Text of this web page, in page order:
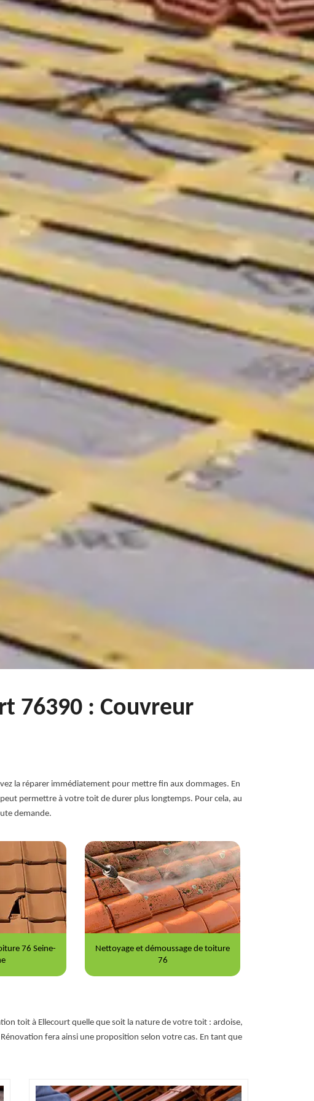
76390 : Couvreur
la réparer immédiatement pour mettre fin aux dommages. En
permettre à votre toit de durer plus longtemps. Pour cela, au
demande.
de toiture
Peinture sur tuile 76
toit à Ellecourt quelle que soit la nature de votre toit : ardoise,
fera ainsi une proposition selon votre cas. En tant que